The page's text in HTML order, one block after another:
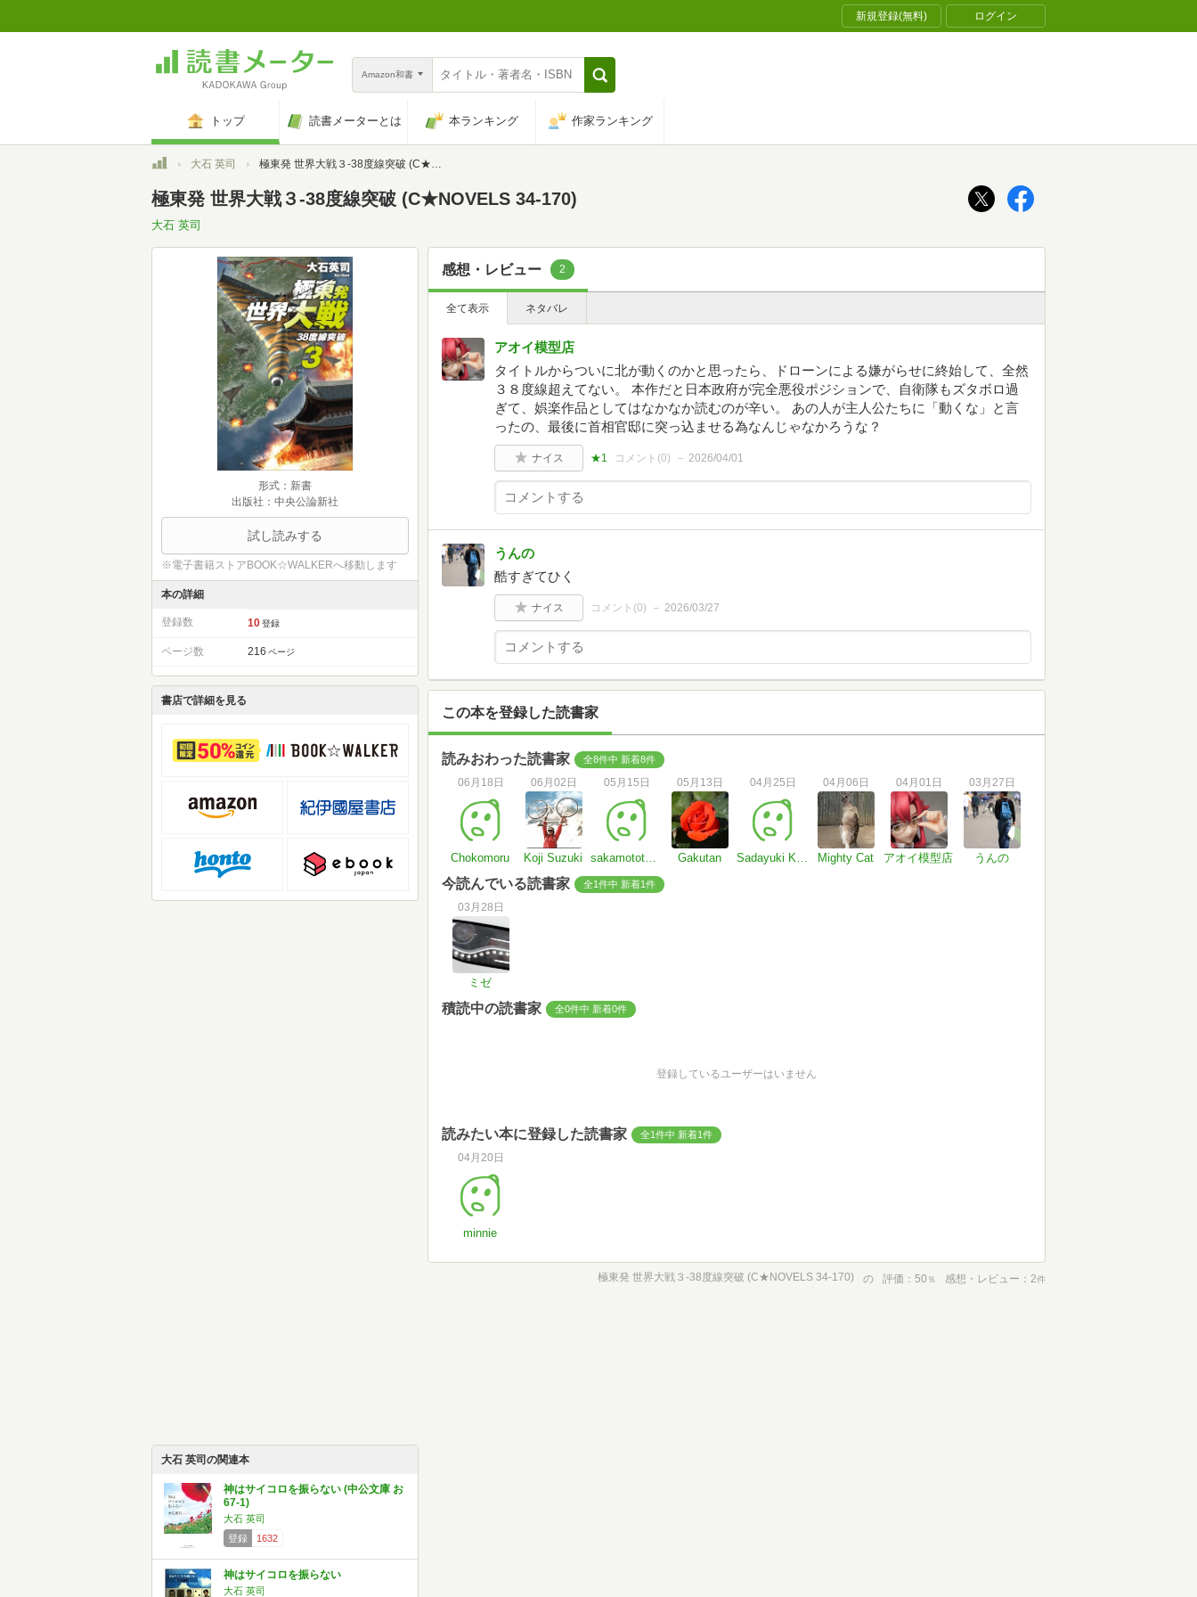
新規登録(無料) ログイン
Amazon和書
トップ 読書メーターとは 本ランキング 作家ランキング
トップ大石 英司 極東発 世界大戦３-38度線突破 (C★NOVELS 34-170)
極東発 世界大戦３-38度線突破 (C★NOVELS 34-170)
大石 英司
形式：新書
出版社：中央公論新社
試し読みする
※電子書籍ストアBOOK☆WALKERへ移動します
本の詳細
登録数 10 登録
ページ数 216 ページ
書店で詳細を見る
大石 英司の関連本
神はサイコロを振らない (中公文庫 お
67-1)
大石 英司
登録
1632
神はサイコロを振らない
大石 英司
感想・レビュー 2
全て表示 ネタバレ
アオイ模型店
タイトルからついに北が動くのかと思ったら、ドローンによる嫌がらせに終始して、全然
３８度線超えてない。 本作だと日本政府が完全悪役ポジションで、自衛隊もズタボロ過
ぎて、娯楽作品としてはなかなか読むのが辛い。 あの人が主人公たちに「動くな」と言
ったの、最後に首相官邸に突っ込ませる為なんじゃなかろうな？
ナイス ★1 コメント(0) 2026/04/01
うんの
酷すぎてひく
ナイス コメント(0) 2026/03/27
この本を登録した読書家
読みおわった読書家 全8件中 新着8件
06月18日
Chokomoru
06月02日
Koji Suzuki
05月15日
sakamototasuku
05月13日
Gakutan
04月25日
Sadayuki KURANO
04月06日
Mighty Cat
04月01日
アオイ模型店
03月27日
うんの
今読んでいる読書家 全1件中 新着1件
03月28日
ミゼ
積読中の読書家 全0件中 新着0件
登録しているユーザーはいません
読みたい本に登録した読書家 全1件中 新着1件
04月20日
minnie
極東発 世界大戦３-38度線突破 (C★NOVELS 34-170) の 評価 50 ％ 感想・レビュー 2件